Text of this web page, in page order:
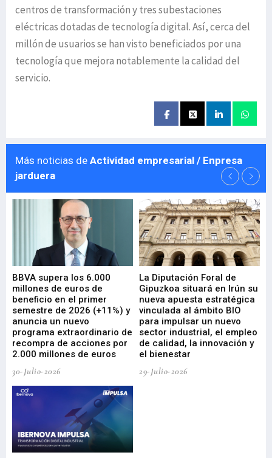
centros de transformación y tres subestaciones
eléctricas dotadas de tecnología digital. Así, cerca del
millón de usuarios se han visto beneficiados por una
tecnología que mejora notablemente la calidad del
servicio.
Más noticias de Actividad empresarial / Enpresa
jarduera
BBVA supera los 6.000
millones de euros de
beneficio en el primer
semestre de 2026 (+11%) y
anuncia un nuevo
programa extraordinario de
recompra de acciones por
2.000 millones de euros
30-Julio-2026
La Diputación Foral de
Gipuzkoa situará en Irún su
nueva apuesta estratégica
vinculada al ámbito BIO
para impulsar un nuevo
sector industrial, el empleo
de calidad, la innovación y
el bienestar
29-Julio-2026